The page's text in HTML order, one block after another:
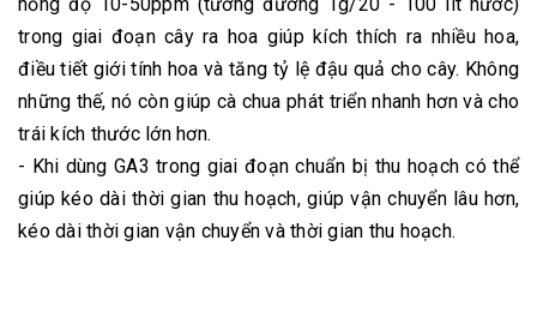
trong giai đoạn cây ra hoa giúp kích thích ra nhiều hoa,
điều tiết giới tính hoa và tăng tỷ lệ đậu quả cho cây. Không
những thế, nó còn giúp cà chua phát triển nhanh hơn và cho
trái kích thước lớn hơn.
- Khi dùng GA3 trong giai đoạn chuẩn bị thu hoạch có thể
giúp kéo dài thời gian thu hoạch, giúp vận chuyển lâu hơn,
kéo dài thời gian vận chuyển và thời gian thu hoạch.